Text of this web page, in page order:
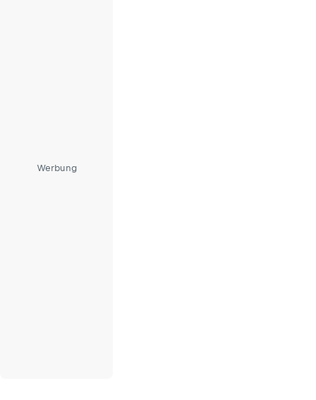
Werbung